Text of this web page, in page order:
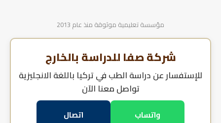
مؤسسة تعليمية موثوقة منذ عام 2013
شركة صفا للدراسة بالخارج
للإستفسار عندراسة الطب في تركيا باللغة الانجليزية
تواصل معنا الآن
واتساب اتصال